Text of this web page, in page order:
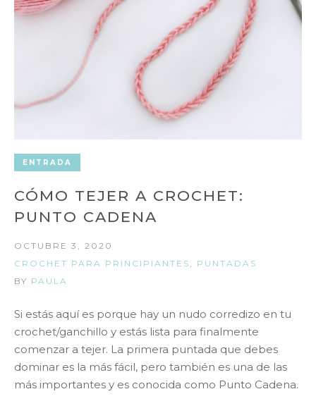
ENTRADA
CÓMO TEJER A CROCHET:
PUNTO CADENA
OCTUBRE 3, 2020
CROCHET PARA PRINCIPIANTES
PUNTADAS
BY PAULA
Si estás aquí es porque hay un nudo corredizo en tu
crochet/ganchillo y estás lista para finalmente
comenzar a tejer. La primera puntada que debes
dominar es la más fácil, pero también es una de las
más importantes y es conocida como Punto Cadena.